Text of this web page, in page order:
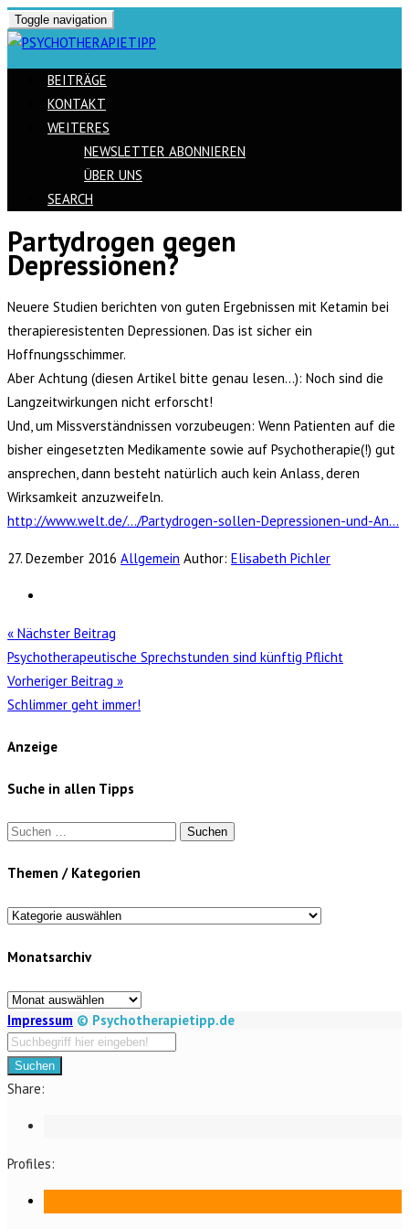
Toggle navigation
BEITRÄGE
KONTAKT
WEITERES
NEWSLETTER ABONNIEREN
ÜBER UNS
SEARCH
Skip
to
Partydrogen gegen
Depressionen?
Neuere Studien berichten von guten Ergebnissen mit Ketamin bei
therapieresistenten Depressionen. Das ist sicher ein
Hoffnungsschimmer.
Aber Achtung (diesen Artikel bitte genau lesen…): Noch sind die
Langzeitwirkungen nicht erforscht!
Und, um Missverständnissen vorzubeugen: Wenn Patienten auf die
bisher eingesetzten Medikamente sowie auf Psychotherapie(!) gut
ansprechen, dann besteht natürlich auch kein Anlass, deren
Wirksamkeit anzuzweifeln.
http://www.welt.de/…/Partydrogen-sollen-Depressionen-und-An…
27. Dezember 2016 Allgemein Author: Elisabeth Pichler
« Nächster Beitrag
Psychotherapeutische Sprechstunden sind künftig Pflicht
Vorheriger Beitrag »
Schlimmer geht immer!
Anzeige
Suche in allen Tipps
Suchen
Themen / Kategorien
Themen
Kategorien
Monatsarchiv
Monatsarchiv
Impressum © Psychotherapietipp.de
Suchen
Share:
Profiles: